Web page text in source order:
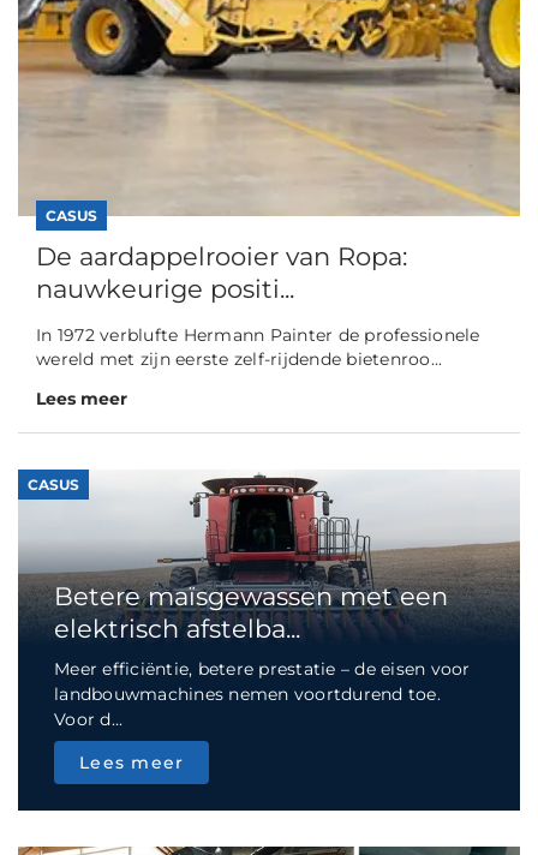
CASUS
De aardappelrooier van Ropa:
nauwkeurige positi...
In 1972 verblufte Hermann Painter de professionele
wereld met zijn eerste zelf-rijdende bietenroo...
Lees meer
CASUS
Betere maïsgewassen met een
elektrisch afstelba...
Meer efficiëntie, betere prestatie – de eisen voor
landbouwmachines nemen voortdurend toe.
Voor d...
Lees meer